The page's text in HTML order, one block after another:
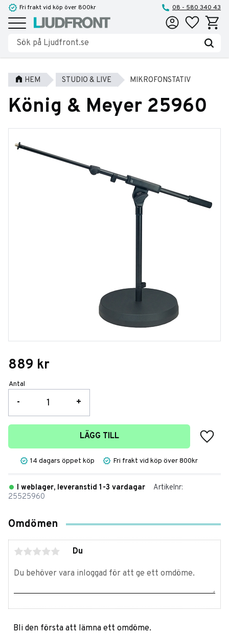
Meny
Fri frakt vid köp över 800kr 08 - 580 340 43
Favoriter
HEM STUDIO & LIVE MIKROFONSTATIV
König & Meyer 25960
889 kr
Antal
+
-
LÄGG TILL
Lägg
14 dagars öppet köp Fri frakt vid köp över 800kr
I weblager, leveranstid 1-3 vardagar
Artikelnr
25525960
Omdömen
Du
Bli den första att lämna ett omdöme.